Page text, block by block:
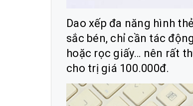
Dao xếp đa năng hình
sắc bén, chỉ cần tác
hoặc rọc giấy… nên rất
cho trị giá 100.000đ.